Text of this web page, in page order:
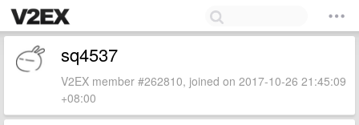
sq4537
V2EX member #262810, joined on 2017-10-26 21:45:09
+08:00